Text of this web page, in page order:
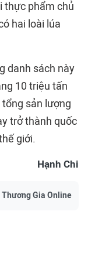
thực phẩm chủ
hai loài lúa
danh sách này
10 triệu tấn
sản lượng
trở thành quốc
giới.
Hạnh Chi
Thương Gia Online